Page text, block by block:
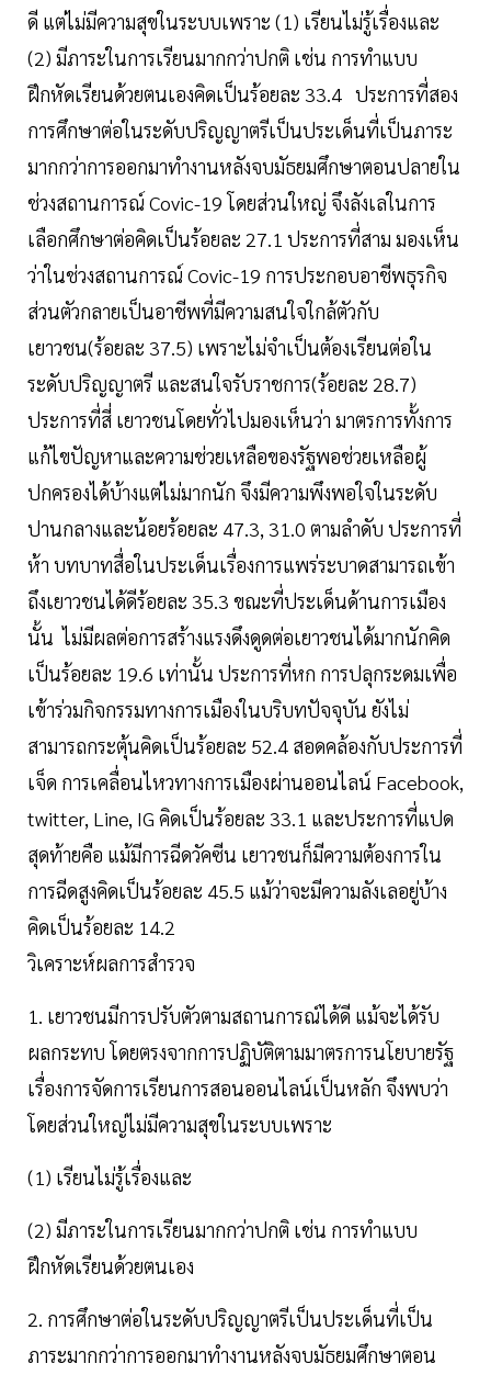
ดี แต่ไม่มีความสุขในระบบเพราะ (1) เรียนไม่รู้เรื่องและ
(2) มีภาระในการเรียนมากกว่าปกติ เช่น การทำแบบ
ฝึกหัดเรียนด้วยตนเองคิดเป็นร้อยละ 33.4 ประการที่สอง
การศึกษาต่อในระดับปริญญาตรีเป็นประเด็นที่เป็นภาระ
มากกว่าการออกมาทำงานหลังจบมัธยมศึกษาตอนปลายใน
ช่วงสถานการณ์ Covic-19 โดยส่วนใหญ่ จึงลังเลในการ
เลือกศึกษาต่อคิดเป็นร้อยละ 27.1 ประการที่สาม มองเห็น
ว่าในช่วงสถานการณ์ Covic-19 การประกอบอาชีพธุรกิจ
ส่วนตัวกลายเป็นอาชีพที่มีความสนใจใกล้ตัวกับ
เยาวชน(ร้อยละ 37.5) เพราะไม่จำเป็นต้องเรียนต่อใน
ระดับปริญญาตรี และสนใจรับราชการ(ร้อยละ 28.7)
ประการที่สี่ เยาวชนโดยทั่วไปมองเห็นว่า มาตรการทั้งการ
แก้ไขปัญหาและความช่วยเหลือของรัฐพอช่วยเหลือผู้
ปกครองได้บ้างแต่ไม่มากนัก จึงมีความพึงพอใจในระดับ
ปานกลางและน้อยร้อยละ 47.3, 31.0 ตามลำดับ ประการที่
ห้า บทบาทสื่อในประเด็นเรื่องการแพร่ระบาดสามารถเข้า
ถึงเยาวชนได้ดีร้อยละ 35.3 ขณะที่ประเด็นด้านการเมือง
นั้น ไม่มีผลต่อการสร้างแรงดึงดูดต่อเยาวชนได้มากนักคิด
เป็นร้อยละ 19.6 เท่านั้น ประการที่หก การปลุกระดมเพื่อ
เข้าร่วมกิจกรรมทางการเมืองในบริบทปัจจุบัน ยังไม่
สามารถกระตุ้นคิดเป็นร้อยละ 52.4 สอดคล้องกับประการที่
เจ็ด การเคลื่อนไหวทางการเมืองผ่านออนไลน์ Facebook,
twitter, Line, IG คิดเป็นร้อยละ 33.1 และประการที่แปด
สุดท้ายคือ แม้มีการฉีดวัคซีน เยาวชนก็มีความต้องการใน
การฉีดสูงคิดเป็นร้อยละ 45.5 แม้ว่าจะมีความลังเลอยู่บ้าง
คิดเป็นร้อยละ 14.2
วิเคราะห์ผลการสำรวจ
1. เยาวชนมีการปรับตัวตามสถานการณ์ได้ดี แม้จะได้รับ
ผลกระทบ โดยตรงจากการปฏิบัติตามมาตรการนโยบายรัฐ
เรื่องการจัดการเรียนการสอนออนไลน์เป็นหลัก จึงพบว่า
โดยส่วนใหญ่ไม่มีความสุขในระบบเพราะ
(1) เรียนไม่รู้เรื่องและ
(2) มีภาระในการเรียนมากกว่าปกติ เช่น การทำแบบ
ฝึกหัดเรียนด้วยตนเอง
2. การศึกษาต่อในระดับปริญญาตรีเป็นประเด็นที่เป็น
ภาระมากกว่าการออกมาทำงานหลังจบมัธยมศึกษาตอน